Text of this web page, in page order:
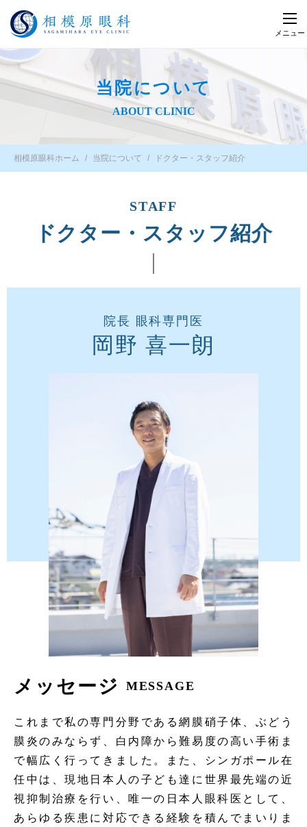
メニュー
当院について
ABOUT CLINIC
相模原眼科ホーム 当院について ドクター・スタッフ紹介
STAFF
ドクター・スタッフ紹介
院長 眼科専門医
岡野 喜一朗
メッセージ MESSAGE
これまで私の専門分野である網膜硝子体、ぶどう
膜炎のみならず、白内障から難易度の高い手術ま
で幅広く行ってきました。また、シンガポール在
任中は、現地日本人の子ども達に世界最先端の近
視抑制治療を行い、唯一の日本人眼科医として、
あらゆる疾患に対応できる経験を積んでまいりま